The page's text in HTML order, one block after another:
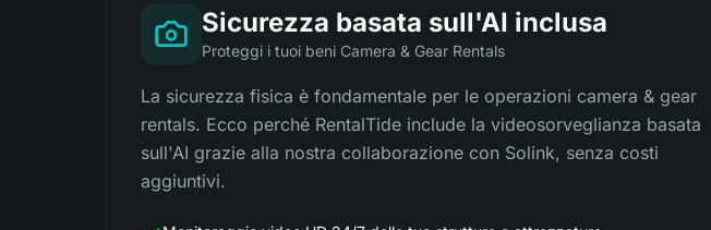
Sicurezza basata sull'AI inclusa
Proteggi i tuoi beni Camera & Gear Rentals
La sicurezza fisica è fondamentale per le operazioni camera & gear
rentals. Ecco perché RentalTide include la videosorveglianza basata
sull'AI grazie alla nostra collaborazione con Solink, senza costi
aggiuntivi.